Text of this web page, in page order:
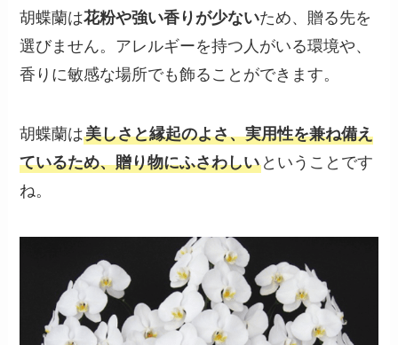
胡蝶蘭は花粉や強い香りが少ないため、贈る先を
選びません。アレルギーを持つ人がいる環境や、
香りに敏感な場所でも飾ることができます。
胡蝶蘭は美しさと縁起のよさ、実用性を兼ね備え
ているため、贈り物にふさわしい ということです
ね。